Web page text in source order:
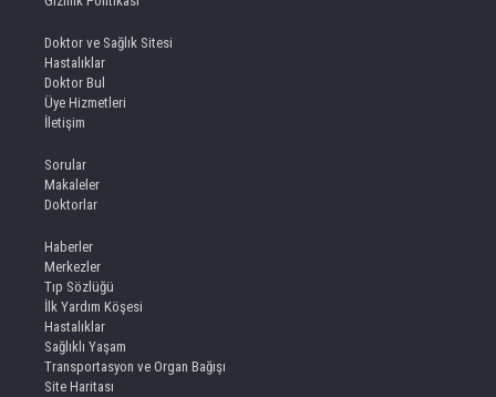
Doktor ve Sağlık Sitesi
Hastalıklar
Doktor Bul
Üye Hizmetleri
İletişim
Sorular
Makaleler
Doktorlar
Haberler
Merkezler
Tıp Sözlüğü
İlk Yardım Köşesi
Hastalıklar
Sağlıklı Yaşam
Transportasyon ve Organ Bağışı
Site Haritası